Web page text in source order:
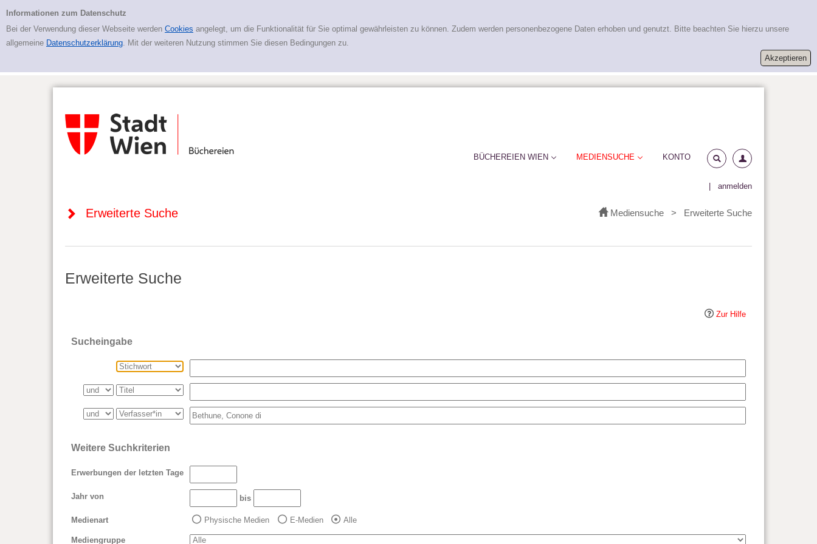
Erweiterte Suche
Informationen zum Datenschutz
Bei der Verwendung dieser Webseite werden Cookies angelegt, um die Funktionalität für Sie optimal gewährleisten zu können. Zudem werden personenbezogene Daten erhoben und genutzt. Bitte beachten Sie hierzu unsere
allgemeine Datenschutzerklärung. Mit der weiteren Nutzung stimmen Sie diesen Bedingungen zu.
anmelden
BÜCHEREIEN WIEN MEDIENSUCHE KONTO
Erweiterte Suche Mediensuche > Erweiterte Suche
Erweiterte Suche
Zur Hilfe
Sucheingabe
Weitere Suchkriterien
Erwerbungen der letzten Tage
Jahr von bis
Medienart Physische Medien E-Medien Alle
Mediengruppe